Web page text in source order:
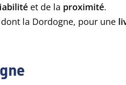
et de la proximité.
la Dordogne, pour une